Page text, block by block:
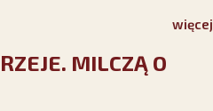
Kultury Chrześcijańskiej im.
więcej
MILCZĄ O